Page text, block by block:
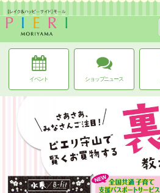
イベント ショップニュース